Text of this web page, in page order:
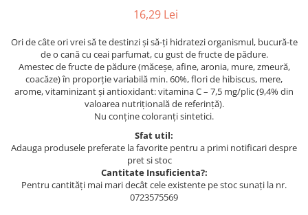
16,29 Lei
Ori de câte ori vrei să te destinzi și să-ți hidratezi organismul, bucură-te
de o cană cu ceai parfumat, cu gust de fructe de pădure.
Amestec de fructe de pădure (măceşe, afine, aronia, mure, zmeură,
coacăze) în proporţie variabilă min. 60%, flori de hibiscus, mere,
arome, vitaminizant și antioxidant: vitamina C – 7,5 mg/plic (9,4% din
valoarea nutriţională de referinţă).
Nu conţine coloranţi sintetici.
Sfat util:
Adauga produsele preferate la favorite pentru a primi notificari despre
pret si stoc
Cantitate Insuficienta?:
Pentru cantități mai mari decât cele existente pe stoc sunați la nr.
0723575569